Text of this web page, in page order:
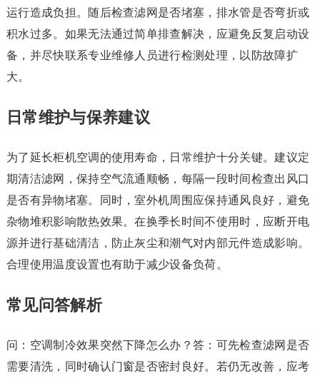
运行造成负担。随后检查滤网是否堵塞，排水管是否弯折或
积水过多。如果无法通过简单排查解决，应避免反复启动设
备，并尽快联系专业维修人员进行检测处理，以防故障扩
大。
日常维护与保养建议
为了延长柜机空调的使用寿命，日常维护十分关键。建议定
期清洁滤网，保持空气流通顺畅，每隔一段时间检查出风口
是否有异物堵塞。同时，室外机周围应保持通风良好，避免
杂物堆积影响散热效果。在换季长时间不使用时，应断开电
源并进行基础清洁，防止灰尘和潮气对内部元件造成影响。
合理使用温度设置也有助于减少设备负荷。
常见问答解析
问：空调制冷效果突然下降怎么办？答：可先检查滤网是否
需要清洗，同时确认门窗是否密封良好。若仍无改善，应考